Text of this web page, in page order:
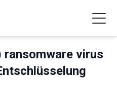
ransomware virus